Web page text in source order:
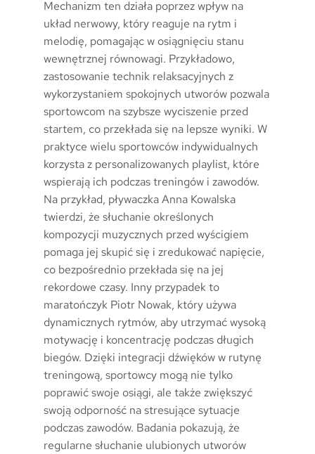
Mechanizm ten działa poprzez wpływ na
układ nerwowy, który reaguje na rytm i
melodię, pomagając w osiągnięciu stanu
wewnętrznej równowagi. Przykładowo,
zastosowanie technik relaksacyjnych z
wykorzystaniem spokojnych utworów pozwala
sportowcom na szybsze wyciszenie przed
startem, co przekłada się na lepsze wyniki. W
praktyce wielu sportowców indywidualnych
korzysta z personalizowanych playlist, które
wspierają ich podczas treningów i zawodów.
Na przykład, pływaczka Anna Kowalska
twierdzi, że słuchanie określonych
kompozycji muzycznych przed wyścigiem
pomaga jej skupić się i zredukować napięcie,
co bezpośrednio przekłada się na jej
rekordowe czasy. Inny przypadek to
maratończyk Piotr Nowak, który używa
dynamicznych rytmów, aby utrzymać wysoką
motywację i koncentrację podczas długich
biegów. Dzięki integracji dźwięków w rutynę
treningową, sportowcy mogą nie tylko
poprawić swoje osiągi, ale także zwiększyć
swoją odporność na stresujące sytuacje
podczas zawodów. Badania pokazują, że
regularne słuchanie ulubionych utworów